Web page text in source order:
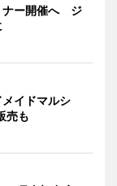
ナー開催へ ジ
イドマルシ
売も